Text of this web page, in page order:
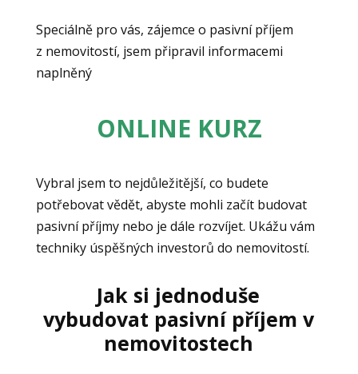
Speciálně pro vás, zájemce o pasivní příjem
z nemovitostí, jsem připravil informacemi
naplněný
ONLINE KURZ
Vybral jsem to nejdůležitější, co budete
potřebovat vědět, abyste mohli začít budovat
pasivní příjmy nebo je dále rozvíjet. Ukážu vám
techniky úspěšných investorů do nemovitostí.
Jak si jednoduše
vybudovat pasivní příjem v
nemovitostech